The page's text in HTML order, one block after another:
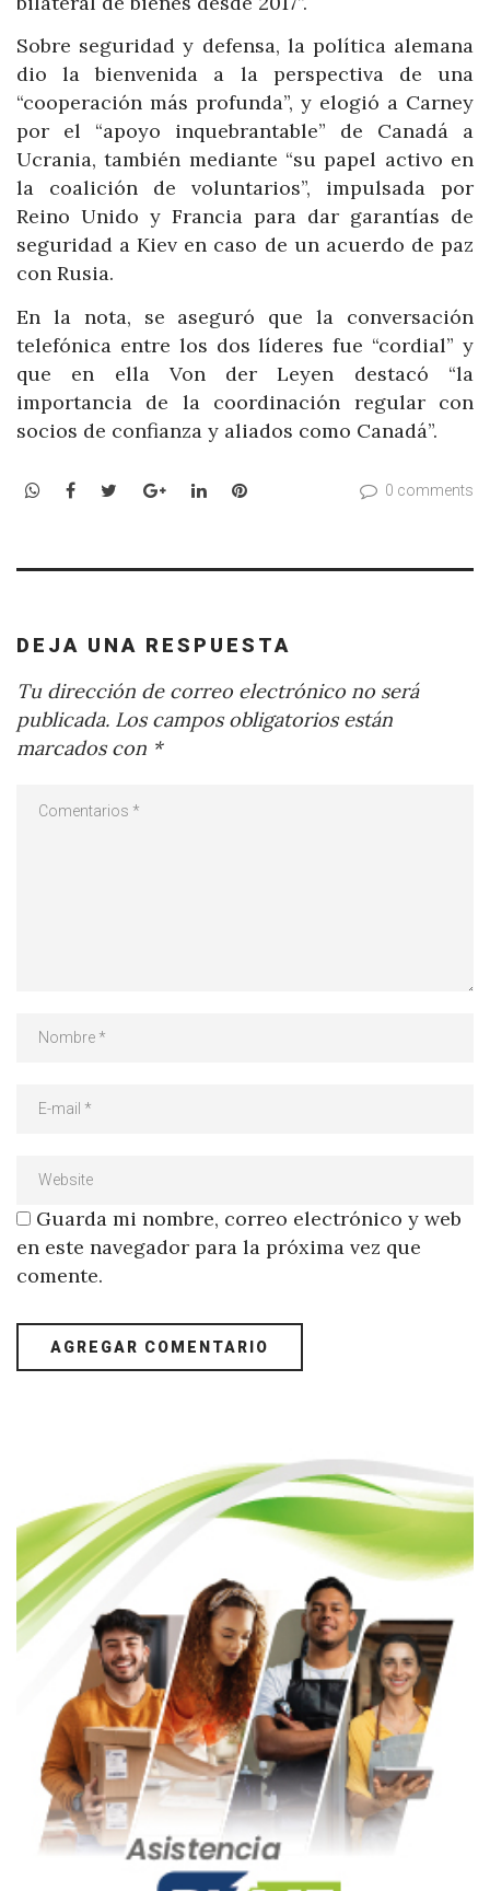
Sobre seguridad y defensa, la política alemana
dio la bienvenida a la perspectiva de una
“cooperación más profunda”, y elogió a Carney
por el “apoyo inquebrantable” de Canadá a
Ucrania, también mediante “su papel activo en
la coalición de voluntarios”, impulsada por
Reino Unido y Francia para dar garantías de
seguridad a Kiev en caso de un acuerdo de paz
con Rusia.
En la nota, se aseguró que la conversación
telefónica entre los dos líderes fue “cordial” y
que en ella Von der Leyen destacó “la
importancia de la coordinación regular con
socios de confianza y aliados como Canadá”.
WhatsApp
Facebook
TwitterGoogle+LinkedInPinterest 0 comments
DEJA UNA RESPUESTA
Tu dirección de correo electrónico no será
publicada. Los campos obligatorios están
marcados con *
Guarda mi nombre, correo electrónico y web
en este navegador para la próxima vez que
comente.